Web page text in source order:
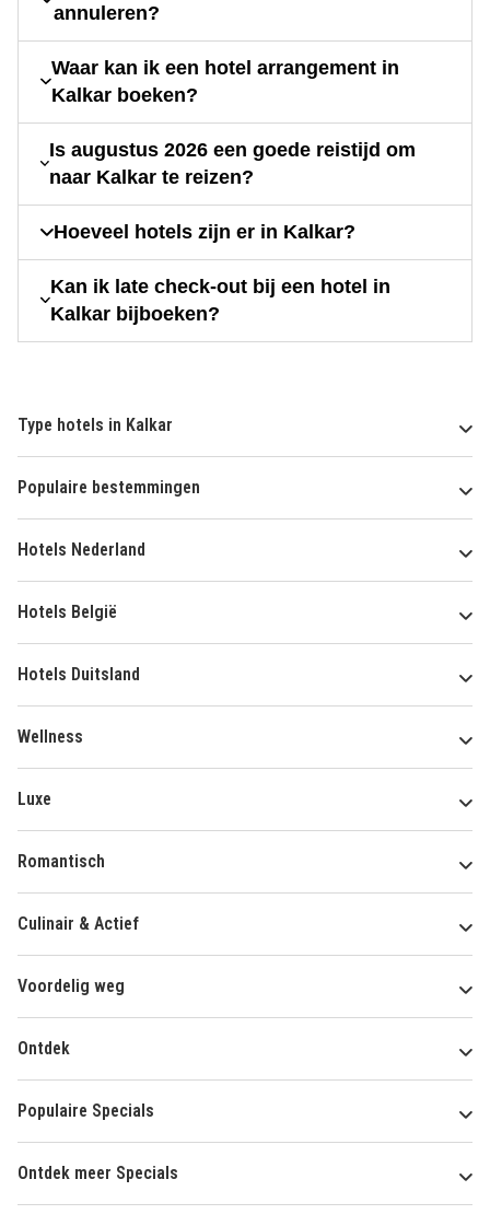
annuleren?
Waar kan ik een hotel arrangement in
Kalkar boeken?
Is augustus 2026 een goede reistijd om
naar Kalkar te reizen?
Hoeveel hotels zijn er in Kalkar?
Kan ik late check-out bij een hotel in
Kalkar bijboeken?
Type hotels in Kalkar
Populaire bestemmingen
Hotels Nederland
Hotels België
Hotels Duitsland
Wellness
Luxe
Romantisch
Culinair & Actief
Voordelig weg
Ontdek
Populaire Specials
Ontdek meer Specials